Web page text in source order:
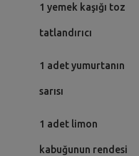
1 yemek kaşığı toz
tatlandırıcı
1 adet yumurtanın
sarısı
1 adet limon
kabuğunun rendesi